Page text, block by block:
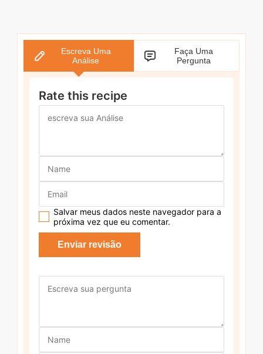
Escreva Uma
Análise
Faça Uma
Pergunta
Rate this recipe
Salvar meus dados neste navegador para a
próxima vez que eu comentar.